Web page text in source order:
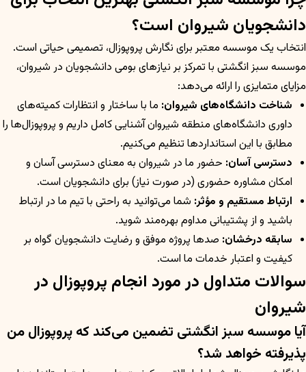
دانشجویان شیروان است؟
انتخاب یک موسسه معتبر برای نگارش پروپوزال، تصمیمی حیاتی است.
موسسه سبز انگشتی با تمرکز بر نیازهای بومی دانشجویان در شیروان،
مزایای متمایزی را ارائه می‌دهد:
شناخت دانشگاه‌های شیروان: ما با ساختار و انتظارات کمیته‌های
داوری دانشگاه‌های منطقه شیروان آشنایی کامل داریم و پروپوزال‌ها را
مطابق با این استانداردها تنظیم می‌کنیم.
دسترسی آسان: حضور ما در شیروان به معنای دسترسی آسان و
امکان مشاوره حضوری (در صورت نیاز) برای دانشجویان است.
ارتباط مستقیم و مؤثر: شما می‌توانید به راحتی با تیم ما در ارتباط
باشید و از پشتیبانی مداوم بهره‌مند شوید.
سابقه درخشان: صدها پروژه موفق و رضایت دانشجویان گواه بر
کیفیت و اعتبار خدمات ما است.
سوالات متداول در مورد انجام پروپوزال در
شیروان
آیا موسسه سبز انگشتی تضمین می‌کند که پروپوزال من
پذیرفته خواهد شد؟